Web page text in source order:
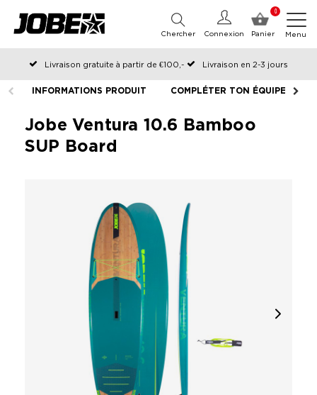
0
Panier
Connexion
Chercher Menu
Livraison gratuite à partir de €100,-
Livraison en 2-3 jours
Commandé avant 12:00 les jours ouvrables, expédié le jour même
INFORMATIONS PRODUIT COMPLÉTER TON ÉQUIPEMENT
Jobe Ventura 10.6 Bamboo
SUP Board